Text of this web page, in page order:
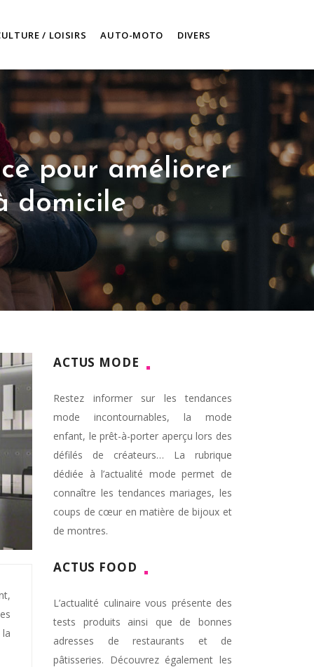
/ LOISIRS AUTO-MOTO DIVERS
pour améliorer
domicile
ACTUS MODE
Restez informer sur les tendances
mode incontournables, la mode
enfant, le prêt-à-porter aperçu lors des
défilés de créateurs… La rubrique
dédiée à l’actualité mode permet de
connaître les tendances mariages, les
coups de cœur en matière de bijoux et
de montres.
ACTUS FOOD
L’actualité culinaire vous présente des
tests produits ainsi que de bonnes
adresses de restaurants et de
pâtisseries. Découvrez également les